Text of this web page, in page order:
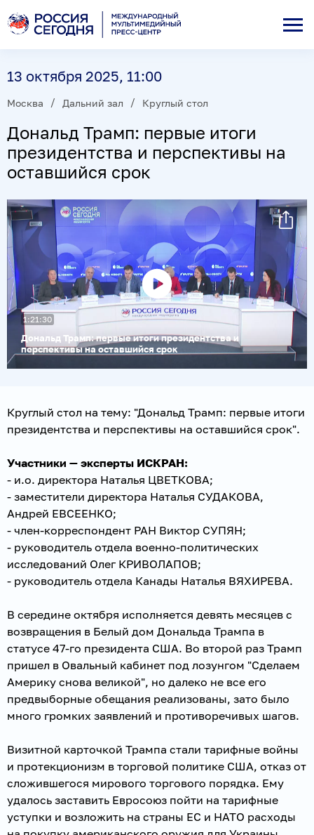
13 октября 2025, 11:00
Москва Дальний зал Круглый стол
Дональд Трамп: первые итоги
президентства и перспективы на
оставшийся срок
Воспроизвести
видео
Дональд Трамп: первые итоги президентства и
перспективы на оставшийся срок
1:21:30
Круглый стол на тему: "Дональд Трамп: первые итоги
президентства и перспективы на оставшийся срок".
Участники — эксперты ИСКРАН:
- и.о. директора Наталья ЦВЕТКОВА;
- заместители директора Наталья СУДАКОВА,
Андрей ЕВСЕЕНКО;
- член-корреспондент РАН Виктор СУПЯН;
- руководитель отдела военно-политических
исследований Олег КРИВОЛАПОВ;
- руководитель отдела Канады Наталья ВЯХИРЕВА.
В середине октября исполняется девять месяцев с
возвращения в Белый дом Дональда Трампа в
статусе 47-го президента США. Во второй раз Трамп
пришел в Овальный кабинет под лозунгом "Сделаем
Америку снова великой", но далеко не все его
предвыборные обещания реализованы, зато было
много громких заявлений и противоречивых шагов.
Визитной карточкой Трампа стали тарифные войны
и протекционизм в торговой политике США, отказ от
сложившегося мирового торгового порядка. Ему
удалось заставить Евросоюз пойти на тарифные
уступки и возложить на страны ЕС и НАТО расходы